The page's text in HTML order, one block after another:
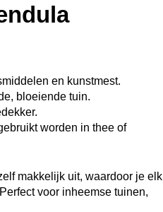
en kunstmest.
bloeiende tuin.
worden in thee of
makkelijk uit, waardoor je elk
voor inheemse tuinen,